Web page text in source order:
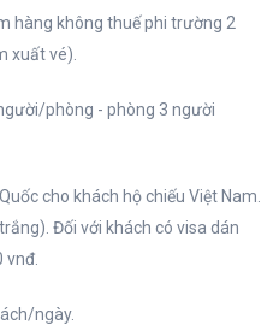
nhận phòng khách sạn.
và khám phá thành phố
nổi tiếng giữa lòng Bắc
bỏ qua cho những ai
Với kiến trúc cổ kính
đây thu hút du khách từ
ẩm thực Trung hoa(chi
và nghỉ đêm.
hàng không thuế phi trường 2
xuất vé).
phòng - phòng 3 người
cho khách hộ chiếu Việt Nam.
Đối với khách có visa dán
vnđ.
ngày.